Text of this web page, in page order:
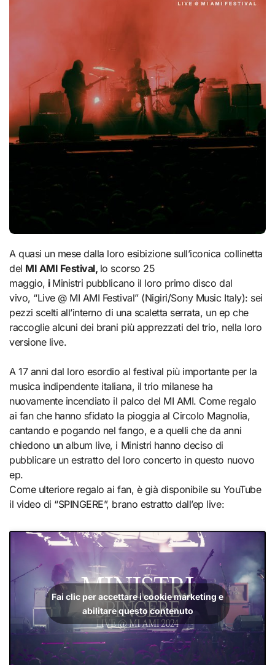
A quasi un mese dalla loro esibizione sull’iconica collinetta
del MI AMI Festival, lo scorso 25
maggio, i Ministri pubblicano il loro primo disco dal
vivo, “Live @ MI AMI Festival” (Nigiri/Sony Music Italy): sei
pezzi scelti all’interno di una scaletta serrata, un ep che
raccoglie alcuni dei brani più apprezzati del trio, nella loro
versione live.
A 17 anni dal loro esordio al festival più importante per la
musica indipendente italiana, il trio milanese ha
nuovamente incendiato il palco del MI AMI. Come regalo
ai fan che hanno sfidato la pioggia al Circolo Magnolia,
cantando e pogando nel fango, e a quelli che da anni
chiedono un album live, i Ministri hanno deciso di
pubblicare un estratto del loro concerto in questo nuovo
ep.
Come ulteriore regalo ai fan, è già disponibile su YouTube
il video di “SPINGERE”, brano estratto dall’ep live:
Fai clic per accettare i cookie marketing e
abilitare questo contenuto